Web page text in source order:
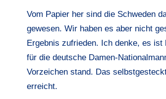
Vom Papier her sind die Schweden
gewesen. Wir haben es aber nicht
Ergebnis zufrieden. Ich denke, es ist
für die deutsche Damen-
Vorzeichen stand. Das
erreicht.